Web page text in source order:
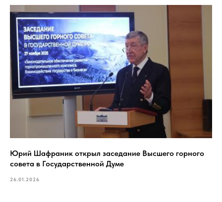
Юрий Шафраник открыл заседание Высшего горного
совета в Государственной Думе
26.01.2026